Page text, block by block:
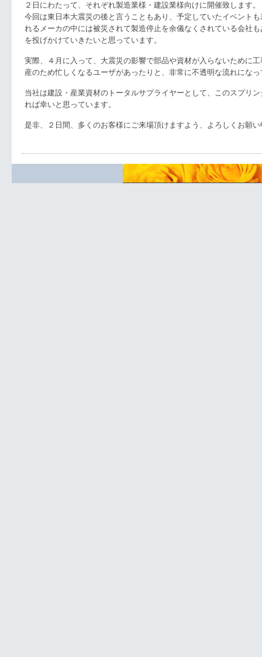
２日にわたって、それぞれ製造業様・建設業様向けに開催致します。
今回は東日本大震災の後と言うこともあり、予定していたイベント
れるメーカの中には被災されて製造停止を余儀なくされている会社
を投げかけていきたいと思っています。
実際、４月に入って、大震災の影響で部品や資材が入らないために
産のため忙しくなるユーザがあったりと、非常に不透明な流れにな
当社は建設・産業資材のトータルサプライヤーとして、このスプリ
れば幸いと思っています。
是非、２日間、多くのお客様にご来場頂けますよう、よろしくお願